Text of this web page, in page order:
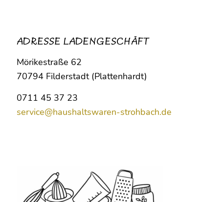
ADRESSE LADENGESCHÄFT
Mörikestraße 62
70794 Filderstadt (Plattenhardt)
0711 45 37 23
service@haushaltswaren-strohbach.de